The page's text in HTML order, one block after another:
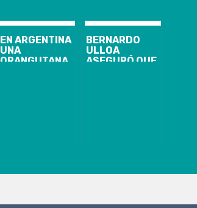
EN ARGENTINA
UNA
ORANGUTANA
BERNARDO
ULLOA
ASEGURÓ QUE